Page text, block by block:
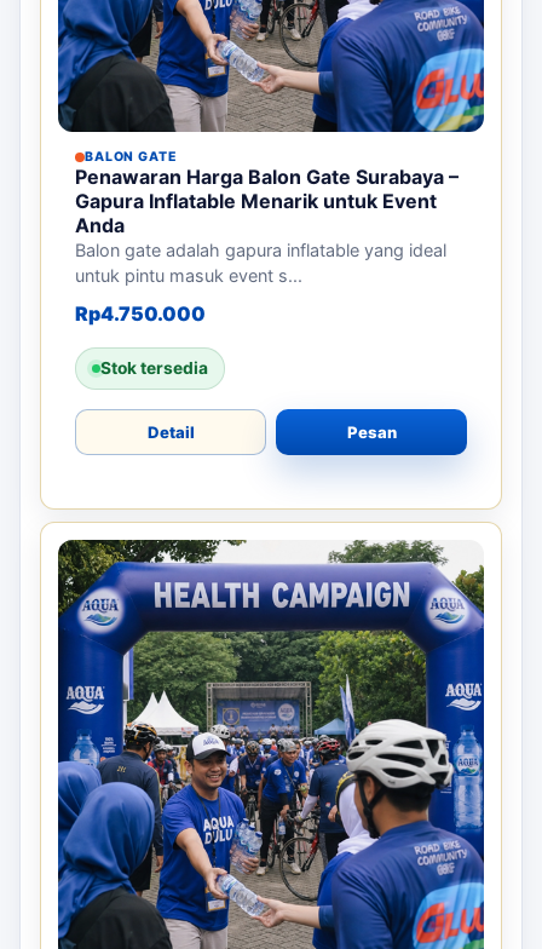
BALON GATE
Penawaran Harga Balon Gate Surabaya –
Gapura Inflatable Menarik untuk Event
Anda
Balon gate adalah gapura inflatable yang ideal
untuk pintu masuk event s...
Rp4.750.000
Stok tersedia
Detail Pesan